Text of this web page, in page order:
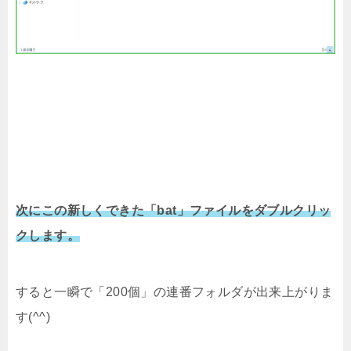
次にこの新しくできた「bat」ファイルをダブルクリッ
クします。
すると一瞬で「200個」の連番フォルダが出来上がりま
す(^^)